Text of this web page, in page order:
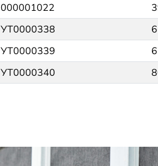
000001022
УТ0000338
УТ0000339
УТ0000340